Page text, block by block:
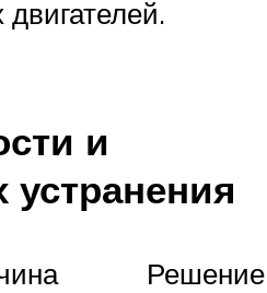
и
Решение